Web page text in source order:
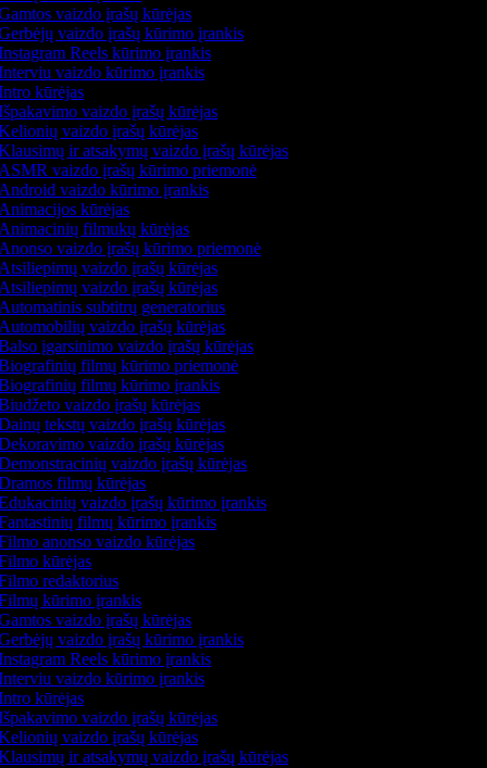
vaizdo įrašų kūrėjas
vaizdo įrašų kūrimo įrankis
Reels kūrimo įrankis
vaizdo kūrimo įrankis
kūrėjas
vaizdo įrašų kūrėjas
vaizdo įrašų kūrėjas
ir atsakymų vaizdo įrašų kūrėjas
vaizdo įrašų kūrimo priemonė
vaizdo kūrimo įrankis
kūrėjas
filmukų kūrėjas
vaizdo įrašų kūrimo priemonė
vaizdo įrašų kūrėjas
vaizdo įrašų kūrėjas
subtitrų generatorius
vaizdo įrašų kūrėjas
įgarsinimo vaizdo įrašų kūrėjas
filmų kūrimo priemonė
filmų kūrimo įrankis
vaizdo įrašų kūrėjas
tekstų vaizdo įrašų kūrėjas
vaizdo įrašų kūrėjas
vaizdo įrašų kūrėjas
filmų kūrėjas
vaizdo įrašų kūrimo įrankis
filmų kūrimo įrankis
anonso vaizdo kūrėjas
kūrėjas
redaktorius
kūrimo įrankis
vaizdo įrašų kūrėjas
vaizdo įrašų kūrimo įrankis
Reels kūrimo įrankis
vaizdo kūrimo įrankis
kūrėjas
vaizdo įrašų kūrėjas
vaizdo įrašų kūrėjas
ir atsakymų vaizdo įrašų kūrėjas